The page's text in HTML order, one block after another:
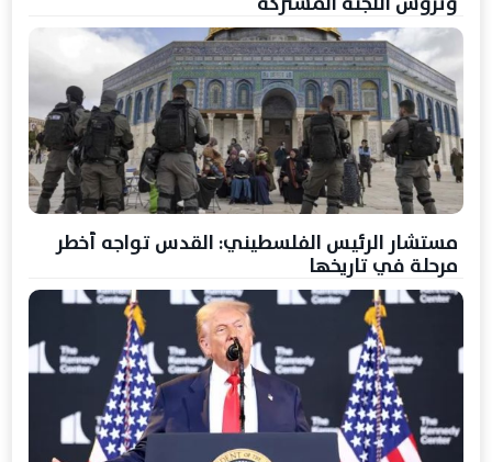
مستشار الرئيس الفلسطيني: القدس تواجه أخطر
مرحلة في تاريخها